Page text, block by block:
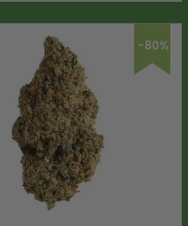
-80%